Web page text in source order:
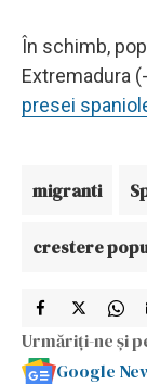
În schimb,
Extremadura
presei
migranti
crestere
Urmăriți-ne și
Google